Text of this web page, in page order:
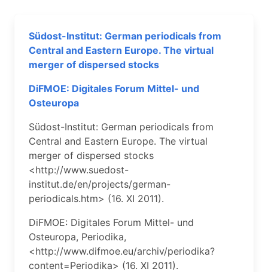
Südost-Institut: German periodicals from
Central and Eastern Europe. The virtual
merger of dispersed stocks
DiFMOE: Digitales Forum Mittel- und
Osteuropa
Südost-Institut: German periodicals from
Central and Eastern Europe. The virtual
merger of dispersed stocks
<http://www.suedost-
institut.de/en/projects/german-
periodicals.htm> (16. XI 2011).
DiFMOE: Digitales Forum Mittel- und
Osteuropa, Periodika,
<http://www.difmoe.eu/archiv/periodika?
content=Periodika> (16. XI 2011).